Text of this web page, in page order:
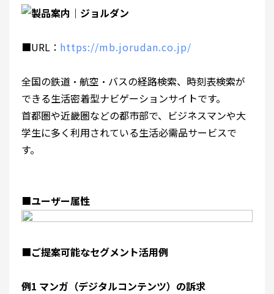
■URL： https://mb.jorudan.co.jp/
全国の鉄道・航空・バスの経路検索、時刻表検索が
できる生活密着型ナビゲーションサイトです。
首都圏や近畿圏などの都市部で、ビジネスマンや大
学生に多く利用されている生活必需品サービスで
す。
■ユーザー属性
■ご提案可能なセグメント活用例
例1 マンガ（デジタルコンテンツ）の訴求